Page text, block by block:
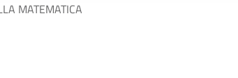
MATEMATICA